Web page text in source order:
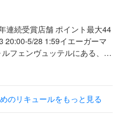
マギャラリーを1時間半かけて
。ツアーの最後には、くつろ
トロー」をゆっくりと楽しめ
このギャラリーでは、一連の
皮の選択から、不滅の製造
のように「コアントロー」が
ます。また材料のビターオレ
皮を手に取りながら蒸溜工程
150年の歳月をかけて、1地
スピリッツメーカーへと育て
連続受賞店舗 ポイント最大44
20:00-5/28 1:59イエーガーマ
フェンヴュッテルにある、マ
ールのレシピを確立したのが
たのは1935年です。 イエー
、果物類、草根木皮など、56
れて、中にはアニス、カモミ
のリキュールをもっと見る